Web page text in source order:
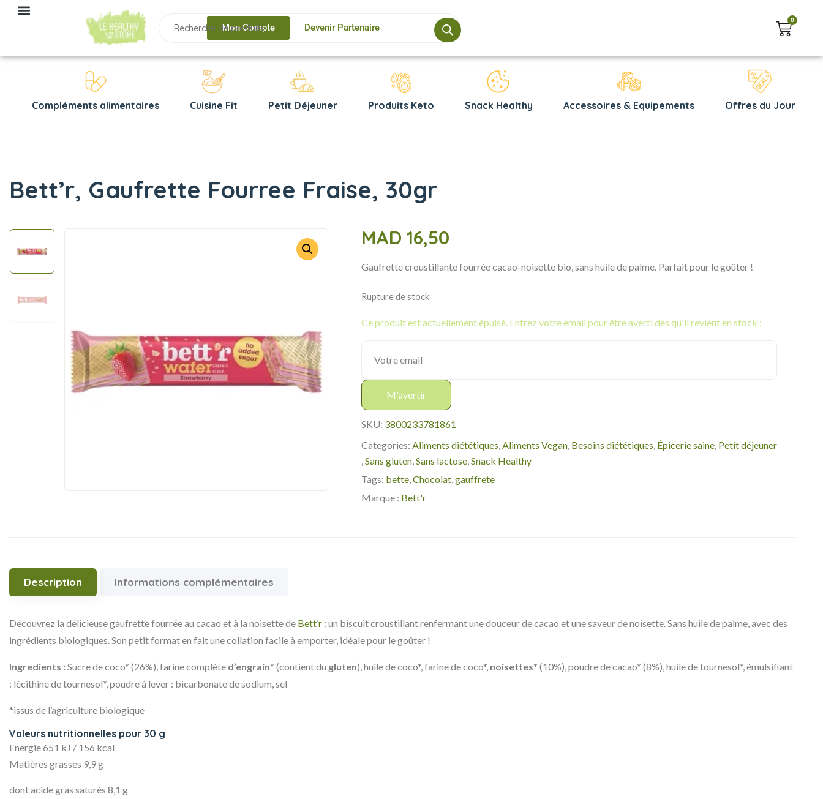
Mon Compte Devenir Partenaire
0
Compléments alimentaires Cuisine Fit Petit Déjeuner Produits Keto Snack Healthy Accessoires & Equipements Offres du Jour
Bett’r, Gaufrette Fourree Fraise, 30gr
MAD 16,50
Gaufrette croustillante fourrée cacao-noisette bio, sans huile de palme. Parfait pour le goûter !
Rupture de stock
Ce produit est actuellement épuisé. Entrez votre email pour être averti dès qu'il revient en stock :
M'avertir
SKU: 3800233781861
Categories: Aliments diététiques Aliments Vegan Besoins diététiques Épicerie saine Petit déjeuner
Sans gluten Sans lactose Snack Healthy
Tags: bette Chocolat gauffrete
Marque : Bett'r
Description Informations complémentaires
Découvrez la délicieuse gaufrette fourrée au cacao et à la noisette de Bett’r : un biscuit croustillant renfermant une douceur de cacao et une saveur de noisette. Sans huile de palme, avec des
ingrédients biologiques. Son petit format en fait une collation facile à emporter, idéale pour le goûter !
Ingredients :Sucre de coco* (26%), farine complète d’engrain* (contient du gluten), huile de coco*, farine de coco*, noisettes* (10%), poudre de cacao* (8%), huile de tournesol*, émulsifiant
: lécithine de tournesol*, poudre à lever : bicarbonate de sodium, sel
*issus de l’agriculture biologique
Valeurs nutritionnelles pour 30 g
Energie651 kJ / 156 kcal
Matières grasses 9,9 g
dont acide gras saturés 8,1 g